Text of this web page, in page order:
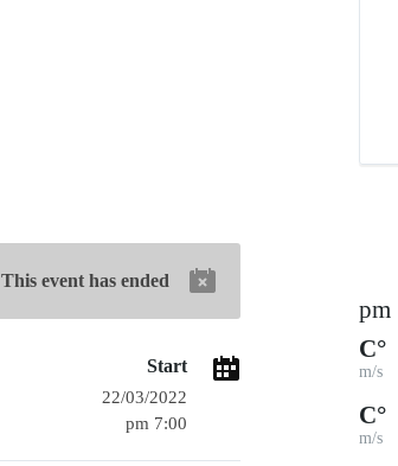
This event has ended
Start
22/03/2022
7:00 pm
°C
m/s
°C
m/s